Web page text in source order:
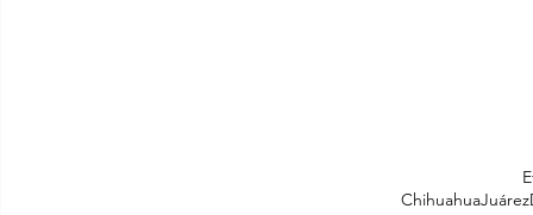
ChihuahuaJuárez